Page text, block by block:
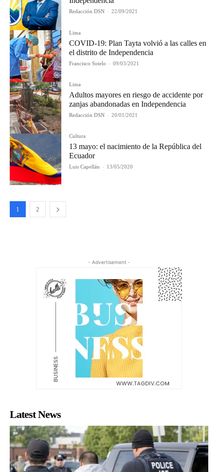
Redacción DSN - 22/09/2021
Lima
COVID-19: Plan Tayta volvió a las calles en
el distrito de Independencia
Francisco Sotelo - 09/03/2021
Lima
Adultos mayores en riesgo de accidente por
zanjas abandonadas en Independencia
Redacción DSN - 20/01/2021
Cultura
13 mayo: el nacimiento de la República del
Ecuador
Luis Capellán - 13/05/2020
1 2
- Advertisement -
Latest News